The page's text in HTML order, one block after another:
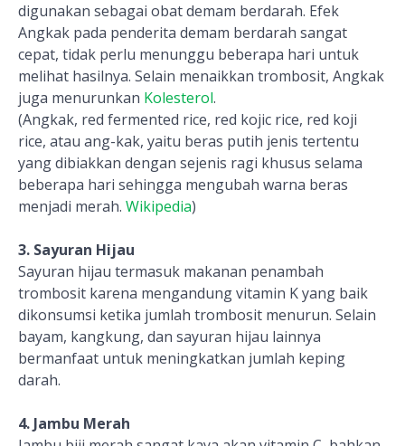
digunakan sebagai obat demam berdarah. Efek
Angkak pada penderita demam berdarah sangat
cepat, tidak perlu menunggu beberapa hari untuk
melihat hasilnya. Selain menaikkan trombosit, Angkak
juga menurunkan Kolesterol.
(Angkak, red fermented rice, red kojic rice, red koji
rice, atau ang-kak, yaitu beras putih jenis tertentu
yang dibiakkan dengan sejenis ragi khusus selama
beberapa hari sehingga mengubah warna beras
menjadi merah. Wikipedia)
3. Sayuran Hijau
Sayuran hijau termasuk makanan penambah
trombosit karena mengandung vitamin K yang baik
dikonsumsi ketika jumlah trombosit menurun. Selain
bayam, kangkung, dan sayuran hijau lainnya
bermanfaat untuk meningkatkan jumlah keping
darah.
4. Jambu Merah